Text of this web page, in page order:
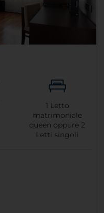
1 Letto
matrimoniale
queen oppure 2
Letti singoli